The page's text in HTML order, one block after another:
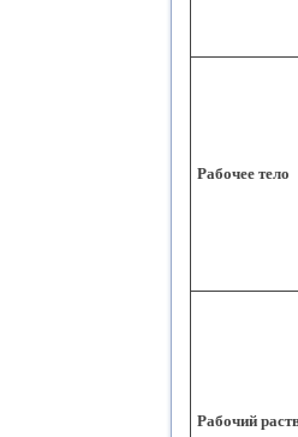
Рабочее тело
Рабочий